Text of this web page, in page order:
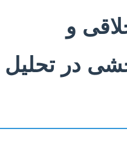
و
در تحلیل